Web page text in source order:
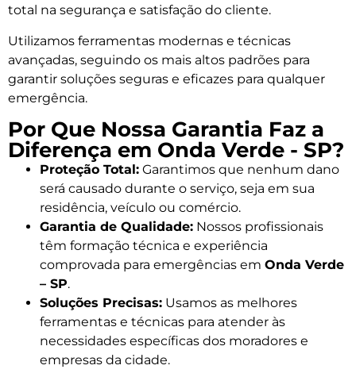
total na segurança e satisfação do cliente.
Utilizamos ferramentas modernas e técnicas
avançadas, seguindo os mais altos padrões para
garantir soluções seguras e eficazes para qualquer
emergência.
Por Que Nossa Garantia Faz a
Diferença em Onda Verde - SP?
Proteção Total: Garantimos que nenhum dano
será causado durante o serviço, seja em sua
residência, veículo ou comércio.
Garantia de Qualidade: Nossos profissionais
têm formação técnica e experiência
comprovada para emergências em Onda Verde
– SP.
Soluções Precisas: Usamos as melhores
ferramentas e técnicas para atender às
necessidades específicas dos moradores e
empresas da cidade.